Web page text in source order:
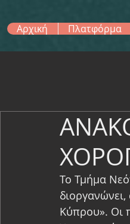
Αρχική Πλατφόρμα
Το Τμήμα
Κύπρου». Οι